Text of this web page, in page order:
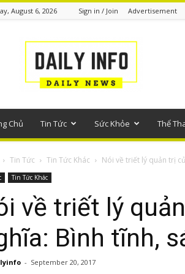
August 6, 2026 Sign in / Join Advertisement
thông
Chủ Tin Tức Sức Khỏe Thể
Tin Tức Tin Tức Khác Nói về triết lý quản trị
Tin Tức Khác
về triết lý
Bình tĩnh,
- September 20, 2017